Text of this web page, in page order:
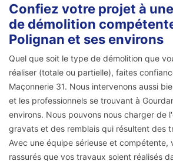
Confiez votre projet à
de démolition
Polignan et ses environs
Quel que soit le type de démolition que
réaliser (totale ou partielle), faites
Maçonnerie 31. Nous intervenons aussi
et les professionnels se trouvant à
environs. Nous pouvons nous charger de
gravats et des remblais qui résultent des
Avec une équipe sérieuse et compétente,
rassurés que vos travaux soient réalisés